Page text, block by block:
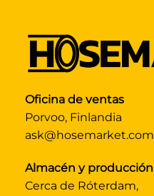
Oficina de ventas
Porvoo, Finlandia
ask@hosemarket.com
Almacén y producción
Cerca de Róterdam,